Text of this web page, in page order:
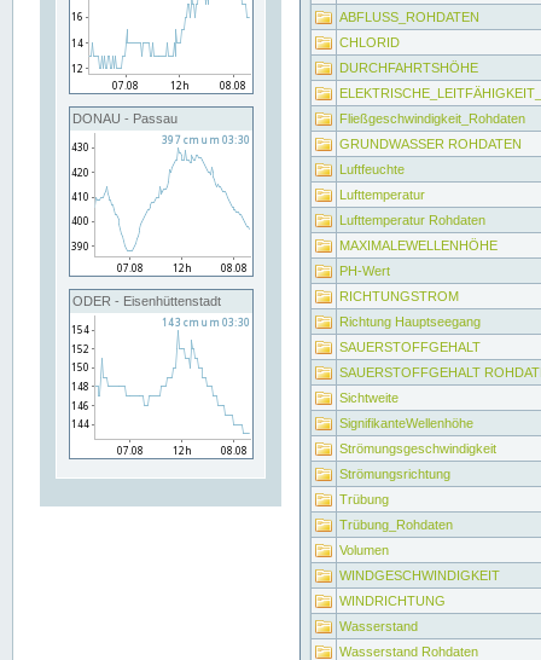
DONAU - Passau
ODER - Eisenhüttenstadt
ABFLUSS_ROHDATEN
CHLORID
DURCHFAHRTSHÖHE
Fließgeschwindigkeit_Rohdaten
GRUNDWASSER ROHDATEN
Luftfeuchte
Lufttemperatur
Lufttemperatur Rohdaten
MAXIMALEWELLENHÖHE
PH-Wert
RICHTUNGSTROM
Richtung Hauptseegang
SAUERSTOFFGEHALT
SAUERSTOFFGEHALT
Sichtweite
SignifikanteWellenhöhe
Strömungsgeschwindigkeit
Strömungsrichtung
Trübung
Trübung_Rohdaten
Volumen
WINDGESCHWINDIGKEIT
WINDRICHTUNG
Wasserstand
Wasserstand Rohdaten